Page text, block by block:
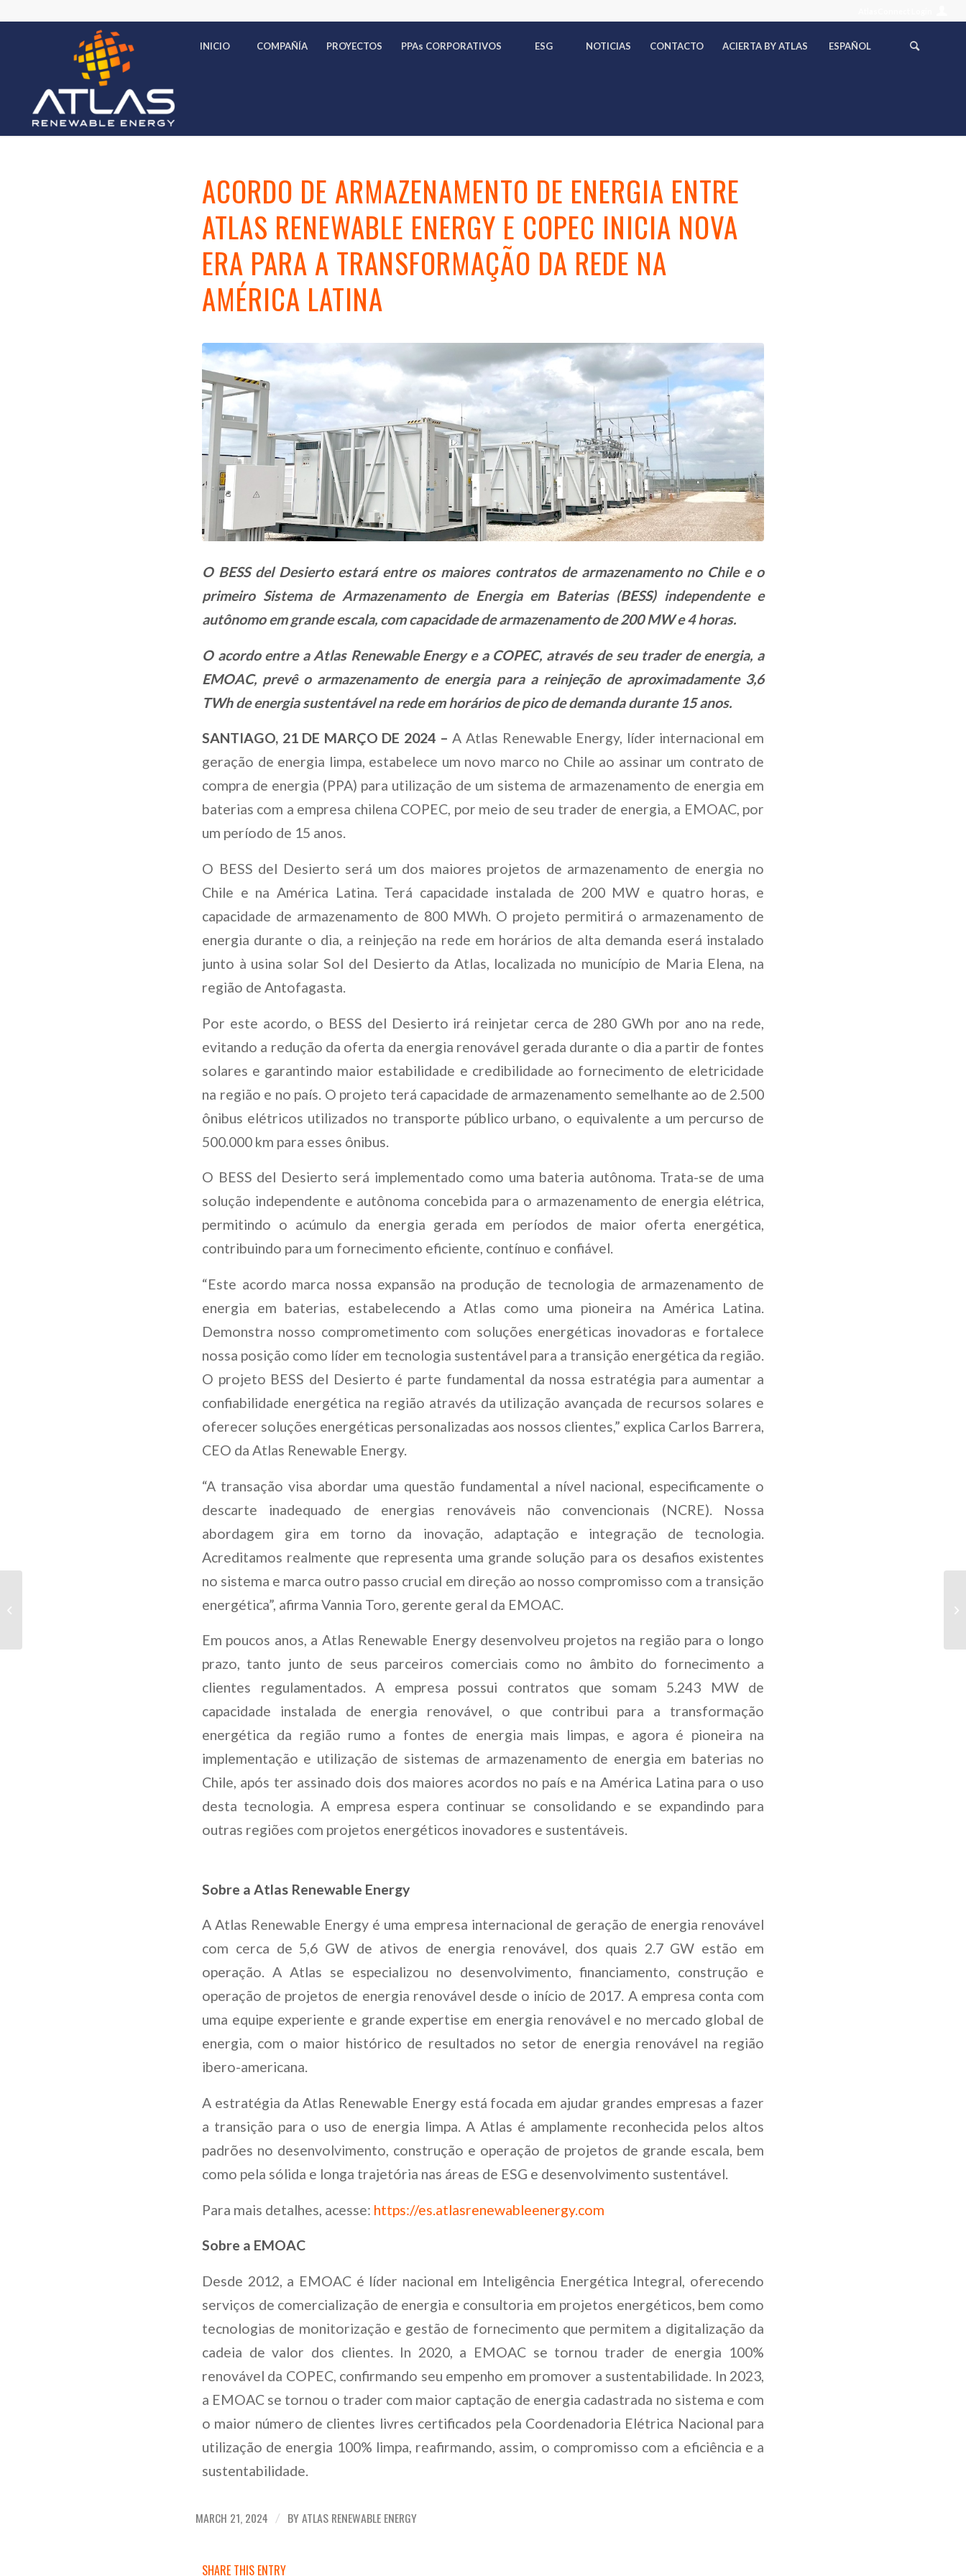
INICIO COMPAÑÍA PROYECTOS PPAs CORPORATIVOS ESG NOTICIAS CONTACTO ACIERTA BY ATLAS ESPAÑOL
ACORDO DE ARMAZENAMENTO DE ENERGIA ENTRE
ATLAS RENEWABLE ENERGY E COPEC INICIA NOVA
ERA PARA A TRANSFORMAÇÃO DA REDE NA
AMÉRICA LATINA
O BESS del Desierto estará entre os maiores contratos de armazenamento no Chile e o
primeiro Sistema de Armazenamento de Energia em Baterias (BESS) independente e
autônomo em grande escala, com capacidade de armazenamento de 200 MW e 4 horas.
O acordo entre a Atlas Renewable Energy e a COPEC, através de seu trader de energia, a
EMOAC, prevê o armazenamento de energia para a reinjeção de aproximadamente 3,6
TWh de energia sustentável na rede em horários de pico de demanda durante 15 anos.
SANTIAGO, 21 DE MARÇO DE 2024 –A Atlas Renewable Energy, líder internacional em
geração de energia limpa, estabelece um novo marco no Chile ao assinar um contrato de
compra de energia (PPA) para utilização de um sistema de armazenamento de energia em
baterias com a empresa chilena COPEC, por meio de seu trader de energia, a EMOAC, por
um período de 15 anos.
O BESS del Desierto será um dos maiores projetos de armazenamento de energia no
Chile e na América Latina. Terá capacidade instalada de 200 MW e quatro horas, e
capacidade de armazenamento de 800 MWh. O projeto permitirá o armazenamento de
energia durante o dia, a reinjeção na rede em horários de alta demanda eserá instalado
junto à usina solar Sol del Desierto da Atlas, localizada no município de Maria Elena, na
região de Antofagasta.
Por este acordo, o BESS del Desierto irá reinjetar cerca de 280 GWh por ano na rede,
evitando a redução da oferta da energia renovável gerada durante o dia a partir de fontes
solares e garantindo maior estabilidade e credibilidade ao fornecimento de eletricidade
na região e no país. O projeto terá capacidade de armazenamento semelhante ao de 2.500
ônibus elétricos utilizados no transporte público urbano, o equivalente a um percurso de
500.000 km para esses ônibus.
O BESS del Desierto será implementado como uma bateria autônoma. Trata-se de uma
solução independente e autônoma concebida para o armazenamento de energia elétrica,
permitindo o acúmulo da energia gerada em períodos de maior oferta energética,
contribuindo para um fornecimento eficiente, contínuo e confiável.
“Este acordo marca nossa expansão na produção de tecnologia de armazenamento de
energia em baterias, estabelecendo a Atlas como uma pioneira na América Latina.
Demonstra nosso comprometimento com soluções energéticas inovadoras e fortalece
nossa posição como líder em tecnologia sustentável para a transição energética da região.
O projeto BESS del Desierto é parte fundamental da nossa estratégia para aumentar a
confiabilidade energética na região através da utilização avançada de recursos solares e
oferecer soluções energéticas personalizadas aos nossos clientes,” explica Carlos Barrera,
CEO da Atlas Renewable Energy.
“A transação visa abordar uma questão fundamental a nível nacional, especificamente o
descarte inadequado de energias renováveis não convencionais (NCRE). Nossa
abordagem gira em torno da inovação, adaptação e integração de tecnologia.
Acreditamos realmente que representa uma grande solução para os desafios existentes
no sistema e marca outro passo crucial em direção ao nosso compromisso com a transição
energética”, afirma Vannia Toro, gerente geral da EMOAC.
Em poucos anos, a Atlas Renewable Energy desenvolveu projetos na região para o longo
prazo, tanto junto de seus parceiros comerciais como no âmbito do fornecimento a
clientes regulamentados. A empresa possui contratos que somam 5.243 MW de
capacidade instalada de energia renovável, o que contribui para a transformação
energética da região rumo a fontes de energia mais limpas, e agora é pioneira na
implementação e utilização de sistemas de armazenamento de energia em baterias no
Chile, após ter assinado dois dos maiores acordos no país e na América Latina para o uso
desta tecnologia. A empresa espera continuar se consolidando e se expandindo para
outras regiões com projetos energéticos inovadores e sustentáveis.
Sobre a Atlas Renewable Energy
A Atlas Renewable Energy é uma empresa internacional de geração de energia renovável
com cerca de 5,6 GW de ativos de energia renovável, dos quais 2.7 GW estão em
operação. A Atlas se especializou no desenvolvimento, financiamento, construção e
operação de projetos de energia renovável desde o início de 2017. A empresa conta com
uma equipe experiente e grande expertise em energia renovável e no mercado global de
energia, com o maior histórico de resultados no setor de energia renovável na região
ibero-americana.
A estratégia da Atlas Renewable Energy está focada em ajudar grandes empresas a fazer
a transição para o uso de energia limpa. A Atlas é amplamente reconhecida pelos altos
padrões no desenvolvimento, construção e operação de projetos de grande escala, bem
como pela sólida e longa trajetória nas áreas de ESG e desenvolvimento sustentável.
Para mais detalhes, acesse: https://es.atlasrenewableenergy.com
Sobre a EMOAC
Desde 2012, a EMOAC é líder nacional em Inteligência Energética Integral, oferecendo
serviços de comercialização de energia e consultoria em projetos energéticos, bem como
tecnologias de monitorização e gestão de fornecimento que permitem a digitalização da
cadeia de valor dos clientes. In 2020, a EMOAC se tornou trader de energia 100%
renovável da COPEC, confirmando seu empenho em promover a sustentabilidade. In 2023,
a EMOAC se tornou o trader com maior captação de energia cadastrada no sistema e com
o maior número de clientes livres certificados pela Coordenadoria Elétrica Nacional para
utilização de energia 100% limpa, reafirmando, assim, o compromisso com a eficiência e a
sustentabilidade.
MARCH 21, 2024 / BYATLAS RENEWABLE ENERGY
SHARE THIS ENTRY